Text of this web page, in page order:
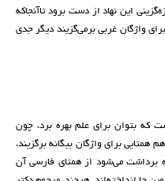
این نهاد از دست برود تاآنجاکه
واژگان غربی برمی‌گزیند دیگر جدی
که بتوان برای علم بهره برد، چون
برای واژگان بیگانه برگزیند،
برداشت می‌شود از همتای فارسی آن